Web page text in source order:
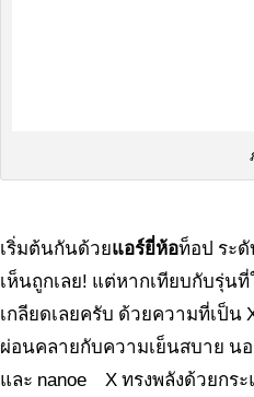
เริ่มต้นกันด้วยแอร์ยี่ห้อท็อป ระ
เห็นถูกเลย! แต่หากเทียบกับรุ่น
เกลียดเลยครับ ด้วยความที่เป็น
ผ่อนคลายกับความเย็นสบาย น
และ nanoe™X ทรงพลังด้วยกร